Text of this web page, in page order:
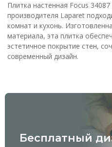
Плитка настенная Focus
производителя Laparet
комнат и кухонь.
материала, эта плитка
эстетичное покрытие стен,
современный дизайн.
Бесплатный